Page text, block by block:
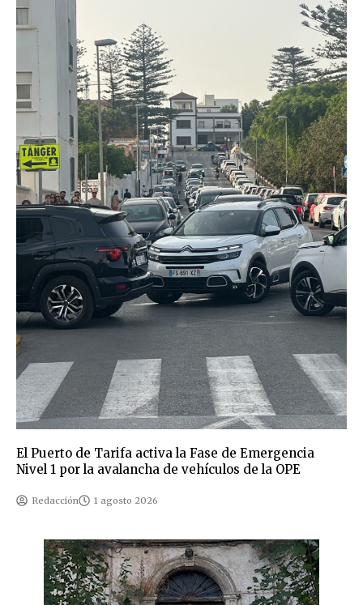
El Puerto de Tarifa activa la Fase de Emergencia
Nivel 1 por la avalancha de vehículos de la OPE
Redacción 1 agosto 2026